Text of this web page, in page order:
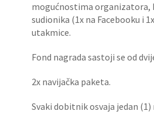
mogućnostima organizatora,
sudionika (1x na Facebooku i
utakmice.
Fond nagrada sastoji se od
2x navijačka paketa.
Svaki dobitnik osvaja jedan